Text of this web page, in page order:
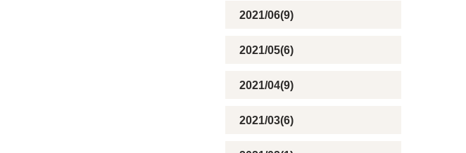
2021/06(9)
2021/05(6)
2021/04(9)
2021/03(6)